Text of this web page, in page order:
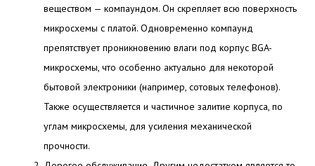
веществом — компаундом. Он скрепляет всю поверхность
микросхемы с платой. Одновременно компаунд
препятствует проникновению влаги под корпус BGA-
микросхемы, что особенно актуально для некоторой
бытовой электроники (например, сотовых телефонов).
Также осуществляется и частичное залитие корпуса, по
углам микросхемы, для усиления механической
прочности.